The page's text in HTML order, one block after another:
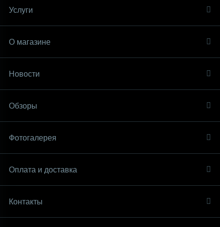
Услуги
О магазине
Новости
Обзоры
Фотогалерея
Оплата и доставка
Контакты